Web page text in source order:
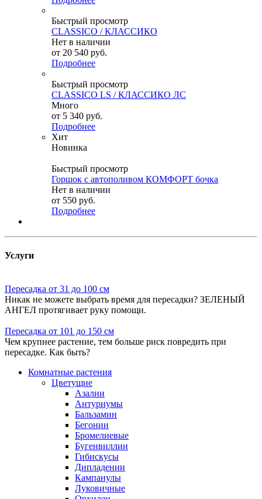
Быстрый просмотр
CLASSICO / КЛАССИКО
Нет в наличии
от 20 540 руб.
Подробнее
Быстрый просмотр
CLASSICO LS / КЛАССИКО ЛС
Много
от 5 340 руб.
Подробнее
Хит
Новинка
Быстрый просмотр
Горшок с автополивом КОМФОРТ бочка
Нет в наличии
от 550 руб.
Подробнее
Услуги
Пересадка от 31 до 100 см
Никак не можете выбрать время для пересадки? ЗЕЛЕНЫЙ
АНГЕЛ протягивает руку помощи.
Пересадка от 101 до 150 см
Чем крупнее растение, тем больше риск повредить при
пересадке. Как быть?
Комнатные растения
Цветущие
Азалии
Антуриумы
Бальзамин
Бегонии
Бромелиевые
Бугенвиллии
Гибискусы
Дипладении
Кампанулы
Луковичные